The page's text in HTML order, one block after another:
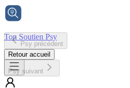
Ton Soutien Psy
Accueil
Psy précédent
Retour accueil
Psy suivant